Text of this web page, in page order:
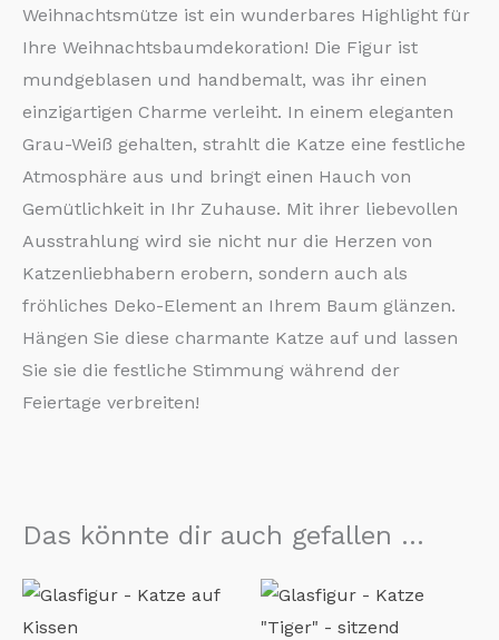
Weihnachtsmütze ist ein wunderbares Highlight für
Ihre Weihnachtsbaumdekoration! Die Figur ist
mundgeblasen und handbemalt, was ihr einen
einzigartigen Charme verleiht. In einem eleganten
Grau-Weiß gehalten, strahlt die Katze eine festliche
Atmosphäre aus und bringt einen Hauch von
Gemütlichkeit in Ihr Zuhause. Mit ihrer liebevollen
Ausstrahlung wird sie nicht nur die Herzen von
Katzenliebhabern erobern, sondern auch als
fröhliches Deko-Element an Ihrem Baum glänzen.
Hängen Sie diese charmante Katze auf und lassen
Sie sie die festliche Stimmung während der
Feiertage verbreiten!
Das könnte dir auch gefallen …